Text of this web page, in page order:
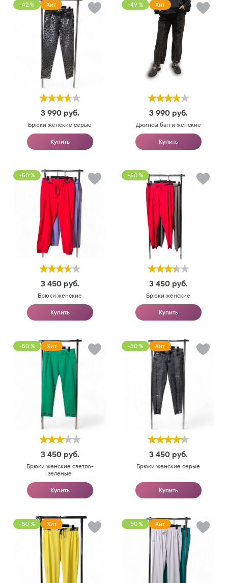
-42 % Хит
3 990 руб.
Брюки женские серые
Купить
-49 % Хит
3 990 руб.
Джинсы багги женские
Купить
-50 %
3 450 руб.
Брюки женские
Купить
-50 %
3 450 руб.
Брюки женские
Купить
-50 % Хит
3 450 руб.
Брюки женские светло-
зеленые
Купить
-50 % Хит
3 450 руб.
Брюки женские серые
Купить
-50 % Хит -50 % Хит